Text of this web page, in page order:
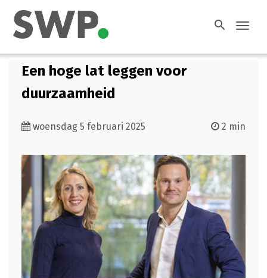
search
Een hoge lat leggen voor
duurzaamheid
woensdag 5 februari 2025 2 min